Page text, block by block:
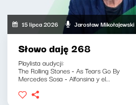
15 lipca 2026 Jarosław Mikołajewski
Słowo daję 268
Playlista audycji:
The Rolling Stones - As Tears Go By
Mercedes Sosa - Alfonsina y el...